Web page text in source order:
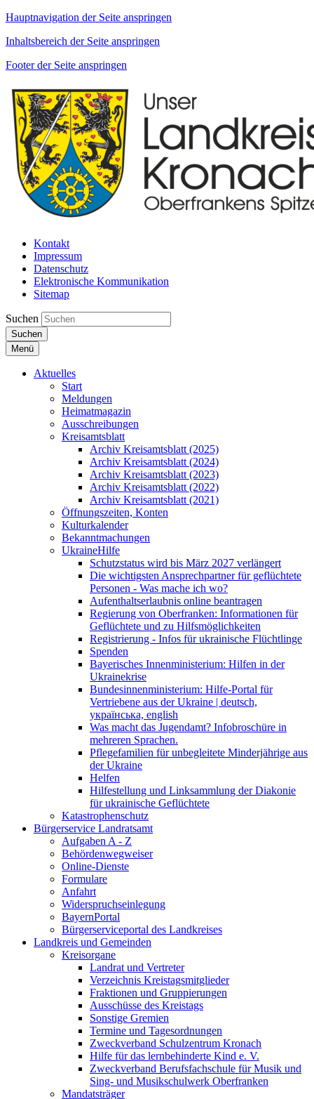
Hauptnavigation der Seite anspringen
Inhaltsbereich der Seite anspringen
Footer der Seite anspringen
Kontakt
Impressum
Datenschutz
Elektronische Kommunikation
Sitemap
Suchen
Suchen
Menü
Aktuelles
Start
Meldungen
Heimatmagazin
Ausschreibungen
Kreisamtsblatt
Archiv Kreisamtsblatt (2025)
Archiv Kreisamtsblatt (2024)
Archiv Kreisamtsblatt (2023)
Archiv Kreisamtsblatt (2022)
Archiv Kreisamtsblatt (2021)
Öffnungszeiten, Konten
Kulturkalender
Bekanntmachungen
UkraineHilfe
Schutzstatus wird bis März 2027 verlängert
Die wichtigsten Ansprechpartner für geflüchtete
Personen - Was mache ich wo?
Aufenthaltserlaubnis online beantragen
Regierung von Oberfranken: Informationen für
Geflüchtete und zu Hilfsmöglichkeiten
Registrierung - Infos für ukrainische Flüchtlinge
Spenden
Bayerisches Innenministerium: Hilfen in der
Ukrainekrise
Bundesinnenministerium: Hilfe-Portal für
Vertriebene aus der Ukraine | deutsch,
українська, english
Was macht das Jugendamt? Infobroschüre in
mehreren Sprachen.
Pflegefamilien für unbegleitete Minderjährige aus
der Ukraine
Helfen
Hilfestellung und Linksammlung der Diakonie
für ukrainische Geflüchtete
Katastrophenschutz
Bürgerservice Landratsamt
Aufgaben A - Z
Behördenwegweiser
Online-Dienste
Formulare
Anfahrt
Widerspruchseinlegung
BayernPortal
Bürgerserviceportal des Landkreises
Landkreis und Gemeinden
Kreisorgane
Landrat und Vertreter
Verzeichnis Kreistagsmitglieder
Fraktionen und Gruppierungen
Ausschüsse des Kreistags
Sonstige Gremien
Termine und Tagesordnungen
Zweckverband Schulzentrum Kronach
Hilfe für das lernbehinderte Kind e. V.
Zweckverband Berufsfachschule für Musik und
Sing- und Musikschulwerk Oberfranken
Mandatsträger